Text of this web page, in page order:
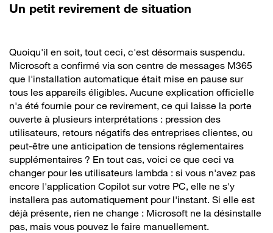
Un petit revirement de situation
Quoiqu'il en soit, tout ceci, c'est désormais suspendu.
Microsoft a confirmé via son centre de messages M365
que l'installation automatique était mise en pause sur
tous les appareils éligibles. Aucune explication officielle
n'a été fournie pour ce revirement, ce qui laisse la porte
ouverte à plusieurs interprétations : pression des
utilisateurs, retours négatifs des entreprises clientes, ou
peut-être une anticipation de tensions réglementaires
supplémentaires ? En tout cas, voici ce que ceci va
changer pour les utilisateurs lambda : si vous n'avez pas
encore l'application Copilot sur votre PC, elle ne s'y
installera pas automatiquement pour l'instant. Si elle est
déjà présente, rien ne change : Microsoft ne la désinstalle
pas, mais vous pouvez le faire manuellement.